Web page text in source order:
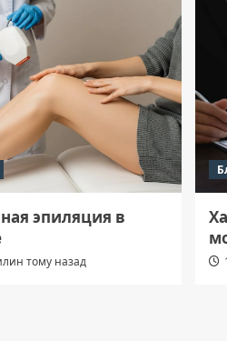
эпиляция в
тому назад